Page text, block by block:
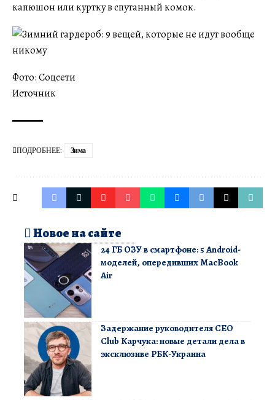
капюшон или куртку в спутанный комок.
Фото: Соцсети
Источник
ПОДРОБНЕЕ: Зима
Новое на сайте
24 ГБ ОЗУ в смартфоне: 5 Android-
моделей, опередивших MacBook
Air
Задержание руководителя CEO
Club Карчука: новые детали дела в
эксклюзиве РБК-Украина